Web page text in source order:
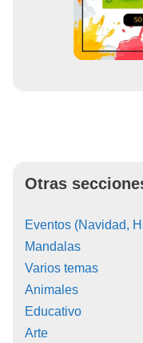
Otras
Eventos (Navidad,
Mandalas
Varios temas
Animales
Educativo
Arte